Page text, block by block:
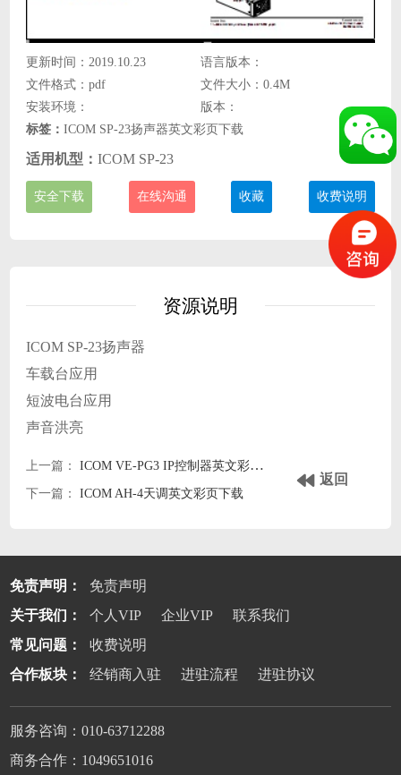
更新时间：2019.10.23
语言版本：
文件格式：pdf
文件大小：0.4M
安装环境：
版本：
标签：ICOM SP-23扬声器英文彩页下载
适用机型：ICOM SP-23
安全下载 在线沟通 收藏 收费说明
资源说明
ICOM SP-23扬声器
车载台应用
短波电台应用
声音洪亮
上一篇：
ICOM VE-PG3 IP控制器英文彩页下载
下一篇：
ICOM AH-4天调英文彩页下载
返回
免责声明：
免责声明
关于我们：
个人VIP 企业VIP
联系我们
常见问题：
收费说明
合作板块：
经销商入驻 进驻流程 进驻协议
服务咨询：010-63712288
商务合作：1049651016